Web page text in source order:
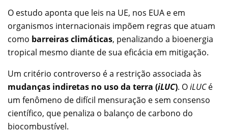
O estudo aponta que leis na UE, nos EUA e em
organismos internacionais impõem regras que atuam
como barreiras climáticas, penalizando a bioenergia
tropical mesmo diante de sua eficácia em mitigação.
Um critério controverso é a restrição associada às
mudanças indiretas no uso da terra (iLUC). OiLUCé
um fenômeno de difícil mensuração e sem consenso
científico, que penaliza o balanço de carbono do
biocombustível.